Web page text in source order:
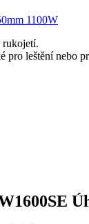
rukojetí.
pro leštění nebo